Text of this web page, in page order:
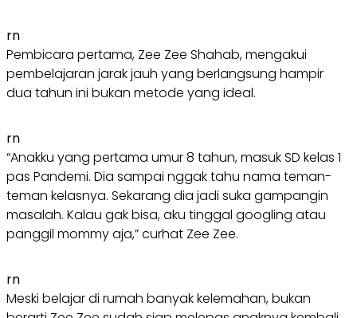
rn
Pembicara pertama, Zee Zee Shahab, mengakui
pembelajaran jarak jauh yang berlangsung hampir
dua tahun ini bukan metode yang ideal.
rn
“Anakku yang pertama umur 8 tahun, masuk SD kelas 1
pas Pandemi. Dia sampai nggak tahu nama teman-
teman kelasnya. Sekarang dia jadi suka gampangin
masalah. Kalau gak bisa, aku tinggal googling atau
panggil mommy aja,” curhat Zee Zee.
rn
Meski belajar di rumah banyak kelemahan, bukan